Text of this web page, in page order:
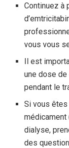
Continuez à
vous vous
Il est
une dose
pendant le
Si vous
médicament
dialyse,
des